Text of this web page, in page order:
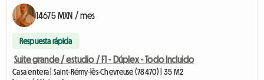
14675 MXN / mes
Respuesta rápida
Suite grande / estudio / F1 - Dúplex - Todo Incluido
Casa entera | Saint-Rémy-lès-Chevreuse (78470) | 35 M2